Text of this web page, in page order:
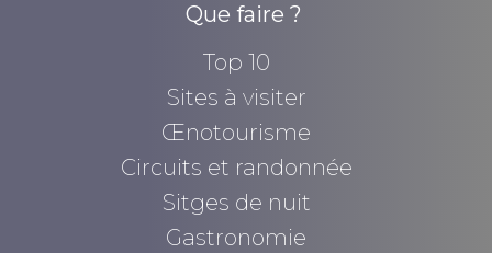
Que faire ?
Top 10
Sites à visiter
Œnotourisme
Circuits et randonnée
Sitges de nuit
Gastronomie